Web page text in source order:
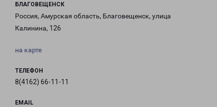
БЛАГОВЕЩЕНСК
Россия, Амурская область, Благовещенск, улица
Калинина, 126
на карте
ТЕЛЕФОН
8(4162) 66-11-11
EMAIL